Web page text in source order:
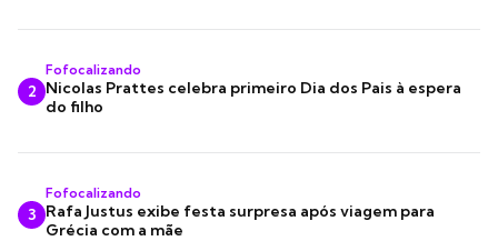
2
Fofocalizando
Nicolas Prattes celebra primeiro Dia dos Pais à espera
do filho
3
Fofocalizando
Rafa Justus exibe festa surpresa após viagem para
Grécia com a mãe